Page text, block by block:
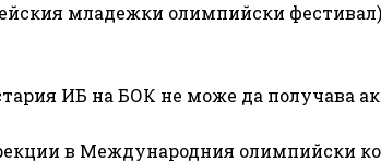
младежки олимпийски фестивал)
ИБ на БОК не може да получава
в Международния олимпийски